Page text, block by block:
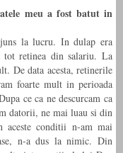
meu a fost batut in
la lucru. In dulap era
retinea din salariu. La
De data acesta, retinerile
foarte mult in perioada
ce ca ne descurcam ca
datorii, ne mai luau si din
aceste conditii n-am mai
n-a dus la nimic. Din